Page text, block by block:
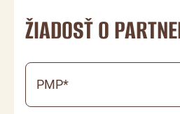
ŽIADOSŤ O
PMP*